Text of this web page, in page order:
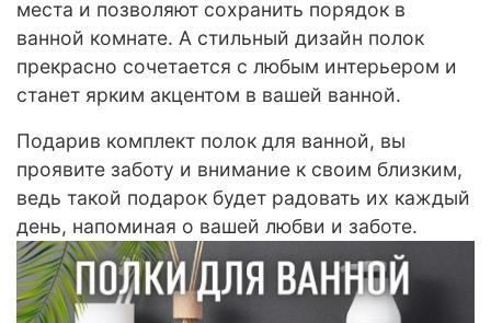
места и позволяют сохранить порядок в
ванной комнате. А стильный дизайн полок
прекрасно сочетается с любым интерьером и
станет ярким акцентом в вашей ванной.
Подарив комплект полок для ванной, вы
проявите заботу и внимание к своим близким,
ведь такой подарок будет радовать их каждый
день, напоминая о вашей любви и заботе.